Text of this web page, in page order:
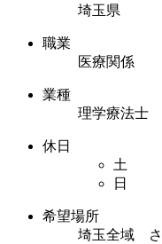
埼玉県
職業
医療関係
業種
理学療法士
休日
土
日
希望場所
埼玉全域